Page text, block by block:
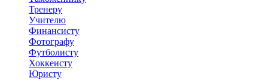
Тренеру
Учителю
Финансисту
Фотографу
Футболисту
Хоккеисту
Юристу